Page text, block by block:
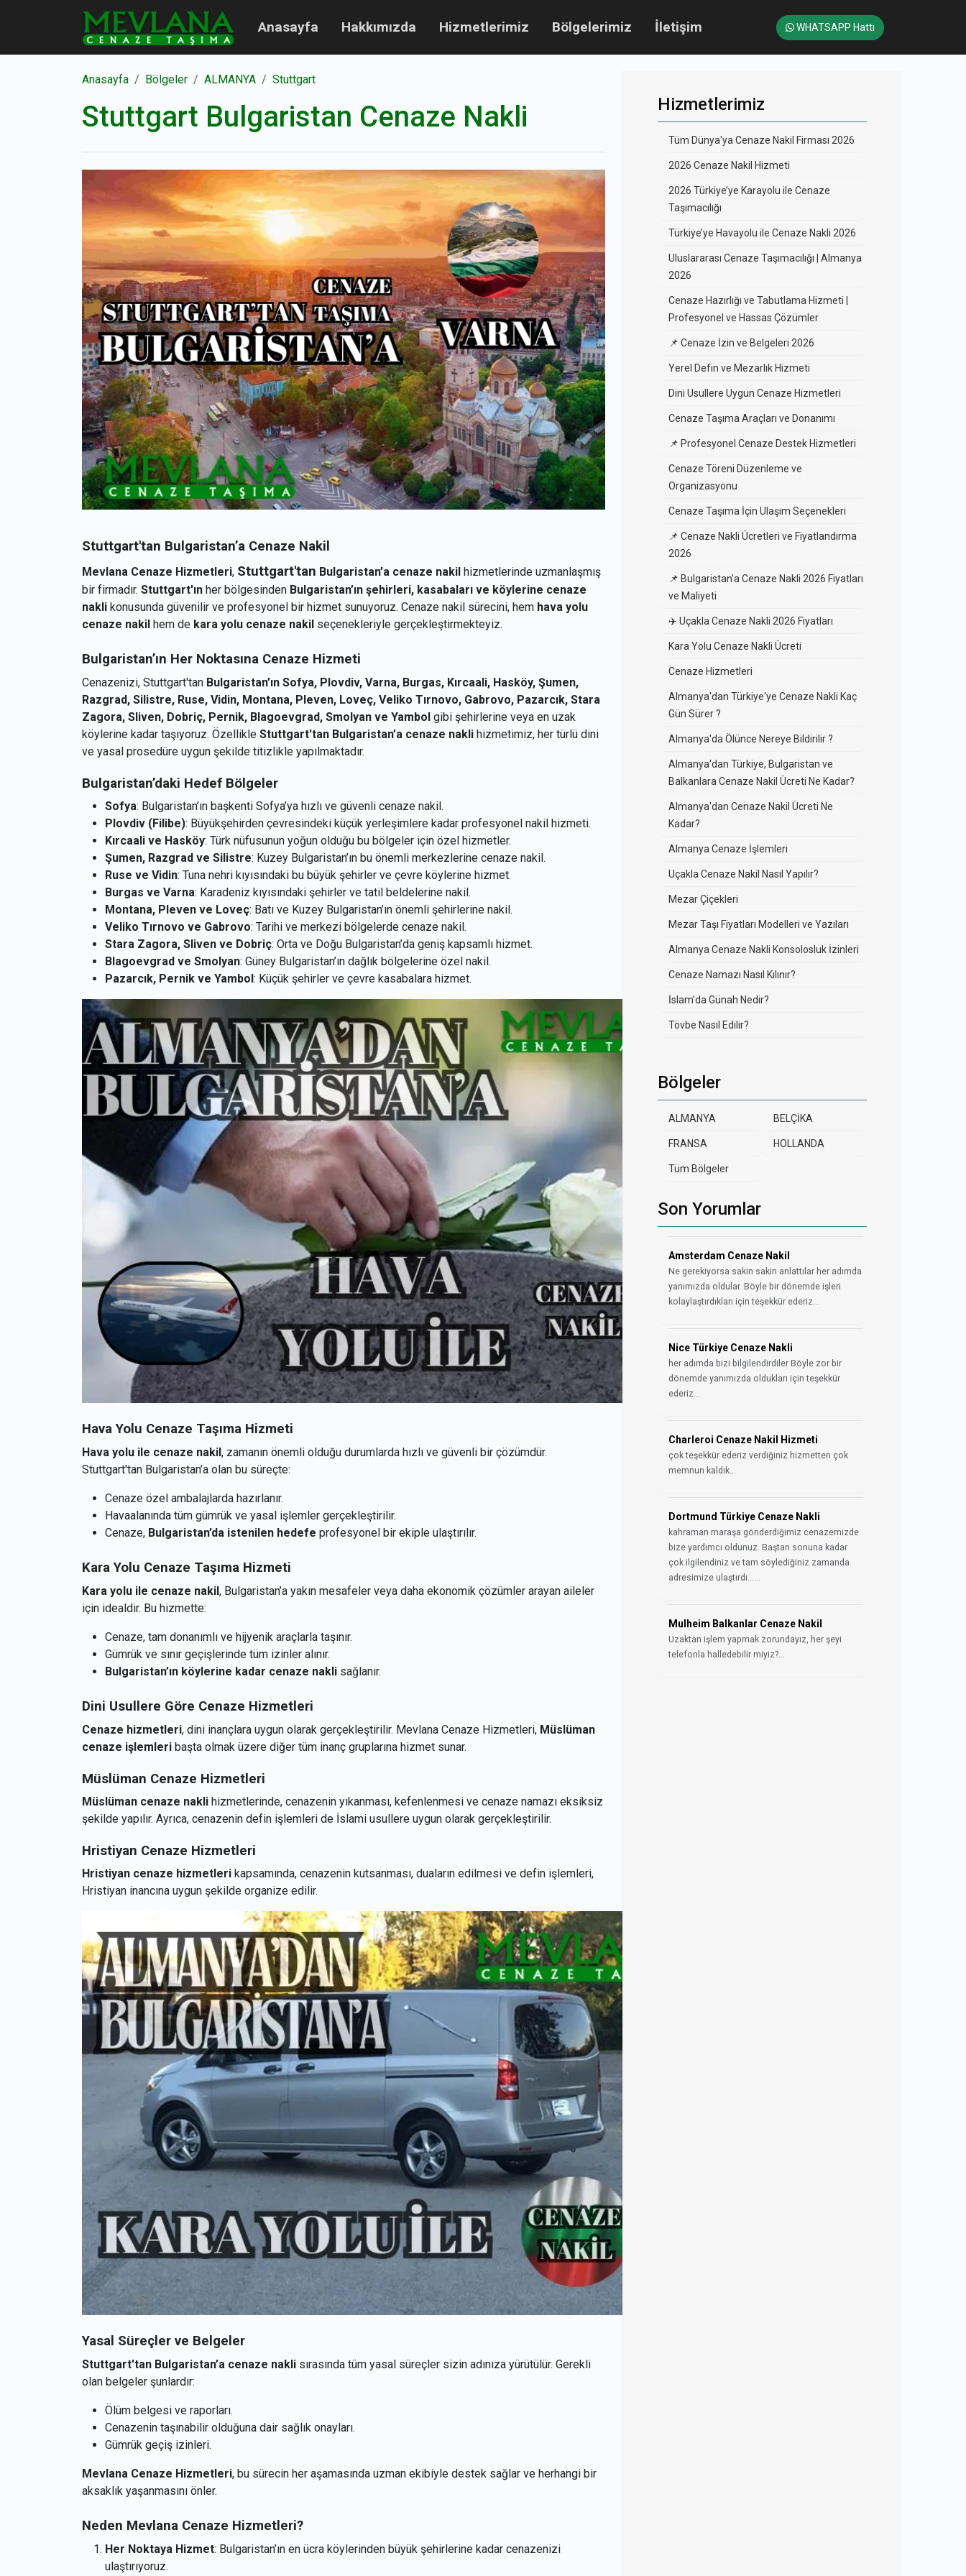
Anasayfa Hakkımızda Hizmetlerimiz Bölgelerimiz İletişim WHATSAPP Hattı
Anasayfa Bölgeler ALMANYA Stuttgart
Stuttgart Bulgaristan Cenaze Nakli
Stuttgart'tan Bulgaristan’a Cenaze Nakil
Mevlana Cenaze Hizmetleri, Stuttgart'tan Bulgaristan’a cenaze nakil hizmetlerinde uzmanlaşmış
bir firmadır. Stuttgart'ın her bölgesinden Bulgaristan’ın şehirleri, kasabaları ve köylerine cenaze
nakli konusunda güvenilir ve profesyonel bir hizmet sunuyoruz. Cenaze nakil sürecini, hem hava yolu
cenaze nakil hem de kara yolu cenaze nakil seçenekleriyle gerçekleştirmekteyiz.
Bulgaristan’ın Her Noktasına Cenaze Hizmeti
Cenazenizi, Stuttgart'tan Bulgaristan’ın Sofya, Plovdiv, Varna, Burgas, Kırcaali, Hasköy, Şumen,
Razgrad, Silistre, Ruse, Vidin, Montana, Pleven, Loveç, Veliko Tırnovo, Gabrovo, Pazarcık, Stara
Zagora, Sliven, Dobriç, Pernik, Blagoevgrad, Smolyan ve Yambol gibi şehirlerine veya en uzak
köylerine kadar taşıyoruz. Özellikle Stuttgart'tan Bulgaristan’a cenaze nakli hizmetimiz, her türlü dini
ve yasal prosedüre uygun şekilde titizlikle yapılmaktadır.
Bulgaristan’daki Hedef Bölgeler
Sofya: Bulgaristan’ın başkenti Sofya’ya hızlı ve güvenli cenaze nakil.
Plovdiv (Filibe): Büyükşehirden çevresindeki küçük yerleşimlere kadar profesyonel nakil hizmeti.
Kırcaali ve Hasköy: Türk nüfusunun yoğun olduğu bu bölgeler için özel hizmetler.
Şumen, Razgrad ve Silistre: Kuzey Bulgaristan’ın bu önemli merkezlerine cenaze nakil.
Ruse ve Vidin: Tuna nehri kıyısındaki bu büyük şehirler ve çevre köylerine hizmet.
Burgas ve Varna: Karadeniz kıyısındaki şehirler ve tatil beldelerine nakil.
Montana, Pleven ve Loveç: Batı ve Kuzey Bulgaristan’ın önemli şehirlerine nakil.
Veliko Tırnovo ve Gabrovo: Tarihi ve merkezi bölgelerde cenaze nakil.
Stara Zagora, Sliven ve Dobriç: Orta ve Doğu Bulgaristan’da geniş kapsamlı hizmet.
Blagoevgrad ve Smolyan: Güney Bulgaristan’ın dağlık bölgelerine özel nakil.
Pazarcık, Pernik ve Yambol : Küçük şehirler ve çevre kasabalara hizmet.
Hava Yolu Cenaze Taşıma Hizmeti
Hava yolu ile cenaze nakil , zamanın önemli olduğu durumlarda hızlı ve güvenli bir çözümdür.
Stuttgart'tan Bulgaristan’a olan bu süreçte:
Cenaze özel ambalajlarda hazırlanır.
Havaalanında tüm gümrük ve yasal işlemler gerçekleştirilir.
Cenaze, Bulgaristan’da istenilen hedefe profesyonel bir ekiple ulaştırılır.
Kara Yolu Cenaze Taşıma Hizmeti
Kara yolu ile cenaze nakil , Bulgaristan’a yakın mesafeler veya daha ekonomik çözümler arayan aileler
için idealdir. Bu hizmette:
Cenaze, tam donanımlı ve hijyenik araçlarla taşınır.
Gümrük ve sınır geçişlerinde tüm izinler alınır.
Bulgaristan’ın köylerine kadar cenaze nakli sağlanır.
Dini Usullere Göre Cenaze Hizmetleri
Cenaze hizmetleri, dini inançlara uygun olarak gerçekleştirilir. Mevlana Cenaze Hizmetleri, Müslüman
cenaze işlemleri başta olmak üzere diğer tüm inanç gruplarına hizmet sunar.
Müslüman Cenaze Hizmetleri
Müslüman cenaze nakli hizmetlerinde, cenazenin yıkanması, kefenlenmesi ve cenaze namazı eksiksiz
şekilde yapılır. Ayrıca, cenazenin defin işlemleri de İslami usullere uygun olarak gerçekleştirilir.
Hristiyan Cenaze Hizmetleri
Hristiyan cenaze hizmetleri kapsamında, cenazenin kutsanması, duaların edilmesi ve defin işlemleri,
Hristiyan inancına uygun şekilde organize edilir.
Yasal Süreçler ve Belgeler
Stuttgart'tan Bulgaristan’a cenaze nakli sırasında tüm yasal süreçler sizin adınıza yürütülür. Gerekli
olan belgeler şunlardır:
Ölüm belgesi ve raporları.
Cenazenin taşınabilir olduğuna dair sağlık onayları.
Gümrük geçiş izinleri.
Mevlana Cenaze Hizmetleri, bu sürecin her aşamasında uzman ekibiyle destek sağlar ve herhangi bir
aksaklık yaşanmasını önler.
Neden Mevlana Cenaze Hizmetleri?
Her Noktaya Hizmet: Bulgaristan’ın en ücra köylerinden büyük şehirlerine kadar cenazenizi
ulaştırıyoruz.
Hizmetlerimiz
Tüm Dünya'ya Cenaze Nakil Firması 2026
2026 Cenaze Nakil Hizmeti
2026 Türkiye’ye Karayolu ile Cenaze
Taşımacılığı
Türkiye’ye Havayolu ile Cenaze Nakli 2026
Uluslararası Cenaze Taşımacılığı | Almanya
2026
Cenaze Hazırlığı ve Tabutlama Hizmeti |
Profesyonel ve Hassas Çözümler
📌 Cenaze İzin ve Belgeleri 2026
Yerel Defin ve Mezarlık Hizmeti
Dini Usullere Uygun Cenaze Hizmetleri
Cenaze Taşıma Araçları ve Donanımı
📌 Profesyonel Cenaze Destek Hizmetleri
Cenaze Töreni Düzenleme ve
Organizasyonu
Cenaze Taşıma İçin Ulaşım Seçenekleri
📌 Cenaze Nakli Ücretleri ve Fiyatlandırma
2026
📌 Bulgaristan’a Cenaze Nakli 2026 Fiyatları
ve Maliyeti
✈️ Uçakla Cenaze Nakli 2026 Fiyatları
Kara Yolu Cenaze Nakli Ücreti
Cenaze Hizmetleri
Almanya'dan Türkiye'ye Cenaze Nakli Kaç
Gün Sürer ?
Almanya'da Ölünce Nereye Bildirilir ?
Almanya'dan Türkiye, Bulgaristan ve
Balkanlara Cenaze Nakil Ücreti Ne Kadar?
Almanya'dan Cenaze Nakil Ücreti Ne
Kadar?
Almanya Cenaze İşlemleri
Uçakla Cenaze Nakil Nasıl Yapılır?
Mezar Çiçekleri
Mezar Taşı Fiyatları Modelleri ve Yazıları
Almanya Cenaze Nakli Konsolosluk İzinleri
Cenaze Namazı Nasıl Kılınır?
İslam’da Günah Nedir?
Tövbe Nasıl Edilir?
Bölgeler
ALMANYA BELÇİKA
FRANSA HOLLANDA
Tüm Bölgeler
Son Yorumlar
Amsterdam Cenaze Nakil
Ne gerekiyorsa sakin sakin anlattılar her adımda
yanımızda oldular. Böyle bir dönemde işleri
kolaylaştırdıkları için teşekkür ederiz...
Nice Türkiye Cenaze Nakli
her adımda bizi bilgilendirdiler Böyle zor bir
dönemde yanımızda oldukları için teşekkür
ederiz...
Charleroi Cenaze Nakil Hizmeti
çok teşekkür ederiz verdiğiniz hizmetten çok
memnun kaldık...
Dortmund Türkiye Cenaze Nakli
kahraman maraşa gönderdiğimiz cenazemizde
bize yardımcı oldunuz. Baştan sonuna kadar
çok ilgilendiniz ve tam söylediğiniz zamanda
adresimize ulaştırdı......
Mulheim Balkanlar Cenaze Nakil
Uzaktan işlem yapmak zorundayız, her şeyi
telefonla halledebilir miyiz?...